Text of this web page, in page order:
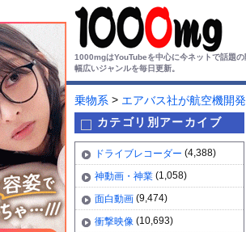
1000mgはYouTubeを中心に今ネットで話題の
幅広いジャンルを毎日更新。
乗物系 > エアバス社が航空機開
カテゴリ別アーカイブ
ドライブレコーダー (4,388)
神動画・神業 (1,058)
面白動画 (9,474)
衝撃映像 (10,693)